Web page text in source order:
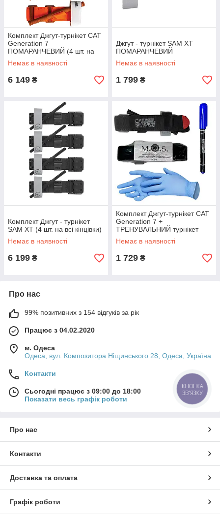
Комплект Джгут-турнікет CAT
Generation 7
ПОМАРАНЧЕВИЙ (4 шт. на
всі кінцівки)
Немає в наявності
6 149 ₴
Джгут - турнікет SAM XT
ПОМАРАНЧЕВИЙ
Немає в наявності
1 799 ₴
Комплект Джгут - турнікет
SAM XT (4 шт. на всі кінцівки)
Немає в наявності
6 199 ₴
Комплект Джгут-турнікет CAT
Generation 7 +
ТРЕНУВАЛЬНИЙ турнікет
Немає в наявності
1 729 ₴
Про нас
99% позитивних з 154 відгуків за рік
Працює з 04.02.2020
м. Одеса
Одеса, вул. Композитора Ніщинського 28, Одеса, Україна
Контакти
Сьогодні працює з 09:00 до 18:00
Показати весь графік роботи
Про нас
Контакти
Доставка та оплата
Графік роботи
КНОПКА
ЗВ'ЯЗКУ